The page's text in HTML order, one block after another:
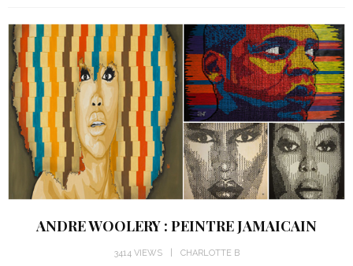
ANDRE WOOLERY : PEINTRE JAMAICAIN
3414 VIEWS CHARLOTTE B